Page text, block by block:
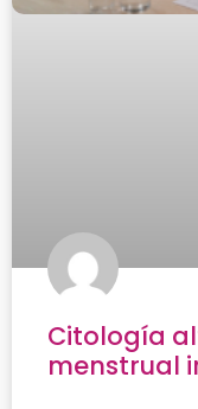
Citología
menstrual